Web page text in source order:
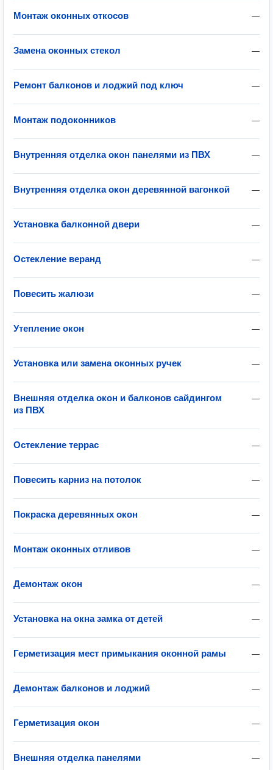
—
Монтаж оконных откосов
—
Замена оконных стекол
—
Ремонт балконов и лоджий под ключ
—
Монтаж подоконников
—
Внутренняя отделка окон панелями из ПВХ
—
Внутренняя отделка окон деревянной вагонкой
—
Установка балконной двери
—
Остекление веранд
—
Повесить жалюзи
—
Утепление окон
—
Установка или замена оконных ручек
—
Внешняя отделка окон и балконов сайдингом
из ПВХ
—
Остекление террас
—
Повесить карниз на потолок
—
Покраска деревянных окон
—
Монтаж оконных отливов
—
Демонтаж окон
—
Установка на окна замка от детей
—
Герметизация мест примыкания оконной рамы
—
Демонтаж балконов и лоджий
—
Герметизация окон
—
Внешняя отделка панелями